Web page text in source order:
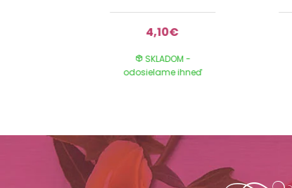
4,10€
SKLADOM -
odosielame ihneď